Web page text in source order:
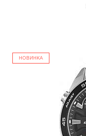
НОВИНКА